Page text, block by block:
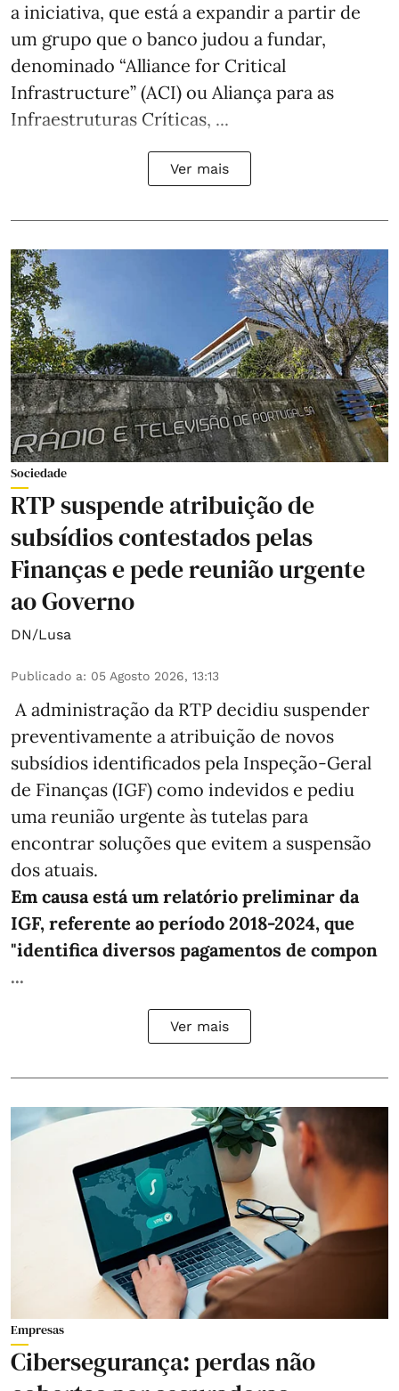
a iniciativa, que está a expandir a partir de
um grupo que o banco judou a fundar,
denominado “Alliance for Critical
Infrastructure” (ACI) ou Aliança para as
Infraestruturas Críticas, ...
Ver mais
Sociedade
RTP suspende atribuição de
subsídios contestados pelas
Finanças e pede reunião urgente
ao Governo
DN/Lusa
Publicado a: 05 Agosto 2026, 13:13
A administração da RTP decidiu suspender
preventivamente a atribuição de novos
subsídios identificados pela Inspeção-Geral
de Finanças (IGF) como indevidos e pediu
uma reunião urgente às tutelas para
encontrar soluções que evitem a suspensão
dos atuais.
Em causa está um relatório preliminar da
IGF, referente ao período 2018-2024, que
"identifica diversos pagamentos de compon
...
Ver mais
Empresas
Cibersegurança: perdas não